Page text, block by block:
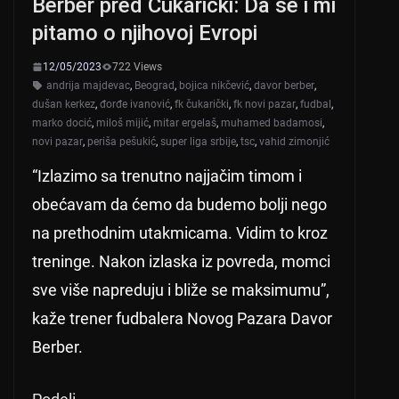
Berber pred Čukarički: Da se i mi
pitamo o njihovoj Evropi
12/05/2023
722 Views
andrija majdevac, Beograd, bojica nikčević, davor berber,
dušan kerkez, đorđe ivanović, fk čukarički, fk novi pazar, fudbal,
marko docić, miloš mijić, mitar ergelaš, muhamed badamosi,
novi pazar, periša pešukić, super liga srbije, tsc, vahid zimonjić
“Izlazimo sa trenutno najjačim timom i
obećavam da ćemo da budemo bolji nego
na prethodnim utakmicama. Vidim to kroz
treninge. Nakon izlaska iz povreda, momci
sve više napreduju i bliže se maksimumu”,
kaže trener fudbalera Novog Pazara Davor
Berber.